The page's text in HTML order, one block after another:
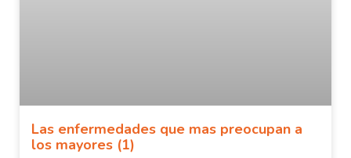
Las enfermedades que mas preocupan a
los mayores (1)